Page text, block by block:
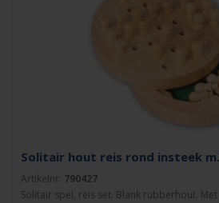
Solitair hout reis rond insteek
Artikelnr: 790427
Solitair spel, reis set. Blank rubberhout.